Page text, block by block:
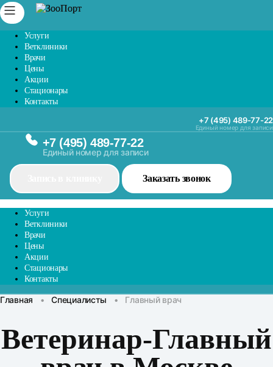
Услуги
Ветклиники
Врачи
Цены
Акции
Стационары
Контакты
+7 (495) 489-77-22
Единый номер для записи
+7 (495) 489-77-22
Единый номер для записи
Заказать звонок
Услуги
Ветклиники
Врачи
Цены
Акции
Стационары
Контакты
Главная • Специалисты • Главный врач
Ветеринар-Главный